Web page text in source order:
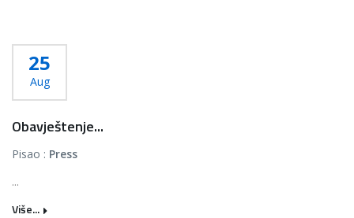
25
Aug
Obavještenje...
Pisao : Press
...
Više...